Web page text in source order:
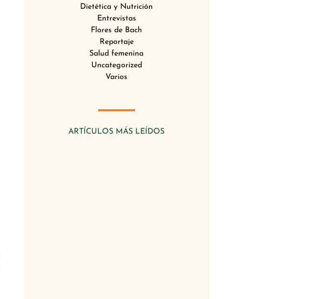
Dietética y Nutrición
Entrevistas
Flores de Bach
Reportaje
Salud femenina
Uncategorized
Varios
ARTÍCULOS MÁS LEÍDOS